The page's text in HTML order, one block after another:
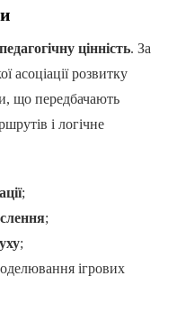
педагогічну цінність. За
асоціації розвитку
що передбачають
і логічне
;
;
;
ігрових